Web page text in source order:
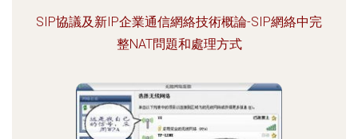
SIP協議及新IP企業通信網絡技術概論-SIP網絡中完
整NAT問題和處理方式